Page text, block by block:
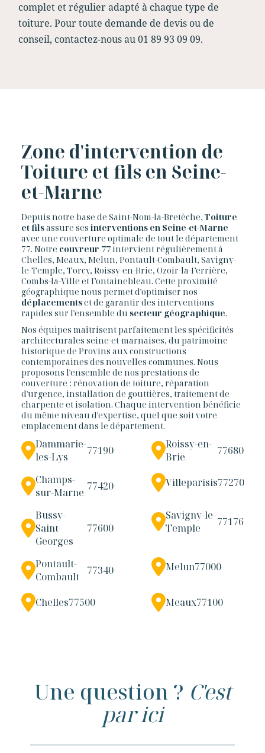
complet et régulier adapté à chaque type de
toiture. Pour toute demande de devis ou de
conseil, contactez-nous au 01 89 93 09 09.
Zone d'intervention de
Toiture et fils en Seine-
et-Marne
Depuis notre base de Saint-Nom-la-Bretèche, Toiture
et filsassure ses interventions en Seine-et-Marne
avec une couverture optimale de tout le département
77. Notre couvreur 77 intervient régulièrement à
Chelles, Meaux, Melun, Pontault-Combault, Savigny-
le-Temple, Torcy, Roissy-en-Brie, Ozoir-la-Ferrière,
Combs-la-Ville et Fontainebleau. Cette proximité
géographique nous permet d'optimiser nos
déplacementset de garantir des interventions
rapides sur l'ensemble du secteur géographique.
Nos équipes maîtrisent parfaitement les spécificités
architecturales seine-et-marnaises, du patrimoine
historique de Provins aux constructions
contemporaines des nouvelles communes. Nous
proposons l'ensemble de nos prestations de
couverture : rénovation de toiture, réparation
d'urgence, installation de gouttières, traitement de
charpente et isolation. Chaque intervention bénéficie
du même niveau d'expertise, quel que soit votre
emplacement dans le département.
Dammarie-
les-Lys
77190
Roissy-en-
Brie
77680
Champs-
sur-Marne 77420 Villeparisis77270
Bussy-
Saint-
Georges
77600
Savigny-le-
Temple
77176
Pontault-
Combault
77340 Melun77000
Chelles77500 Meaux77100
Une question ? C'est
par ici